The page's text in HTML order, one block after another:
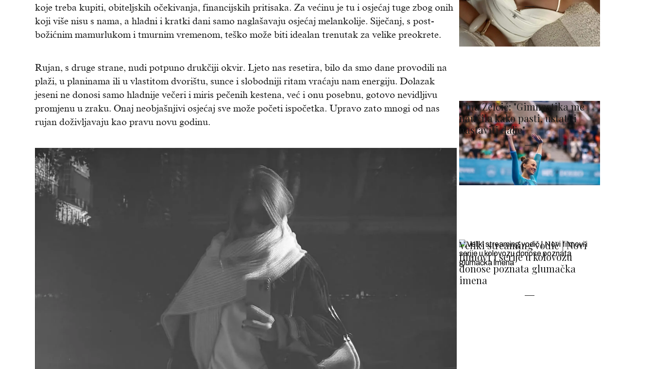
koje treba kupiti, obiteljskih očekivanja, financijskih pritisaka. Za većinu je tu i osjećaj tuge zbog onih
koji više nisu s nama, a hladni i kratki dani samo naglašavaju osjećaj melankolije. Siječanj, s post-
božićnim mamurlukom i tmurnim vremenom, teško može biti idealan trenutak za velike preokrete.
Rujan, s druge strane, nudi potpuno drukčiji okvir. Ljeto nas resetira, bilo da smo dane provodili na
plaži, u planinama ili u vlastitom dvorištu, sunce i slobodniji ritam vraćaju nam energiju. Dolazak
jeseni ne donosi samo hladnije večeri i miris pečenih kestena, već i onu posebnu, gotovo nevidljivu
promjenu u zraku. Onaj neobjašnjivi osjećaj sve može početi ispočetka. Upravo zato mnogi od nas
rujan doživljavaju kao pravu novu godinu.
Tina Zelčić: "Gimnastika me
naučila kako pasti, ustati i
nastaviti dalje"
Veliki streaming vodič | Novi
filmovi i serije u kolovozu
donose poznata glumačka
imena